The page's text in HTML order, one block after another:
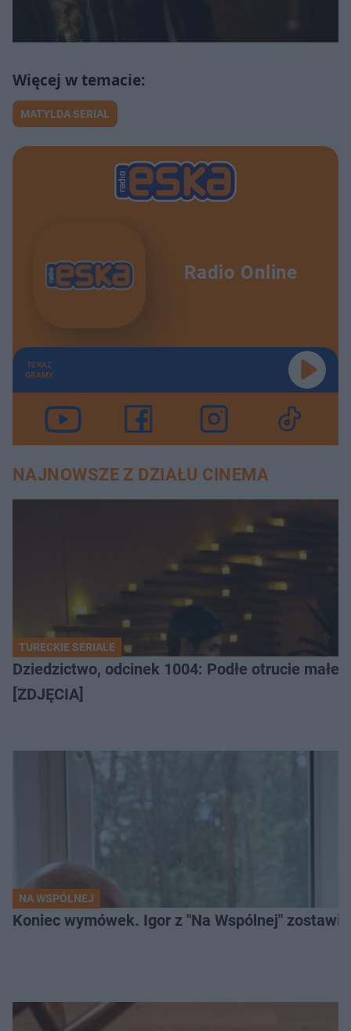
MATYLDA SERIAL
Radio Online
TERAZ
GRAMY
NAJNOWSZE Z DZIAŁU CINEMA
TURECKIE SERIALE
Dziedzictwo, odcinek 1004: Podłe otrucie
[ZDJĘCIA]
NA WSPÓLNEJ
Koniec wymówek. Igor z "Na Wspólnej" zostawi